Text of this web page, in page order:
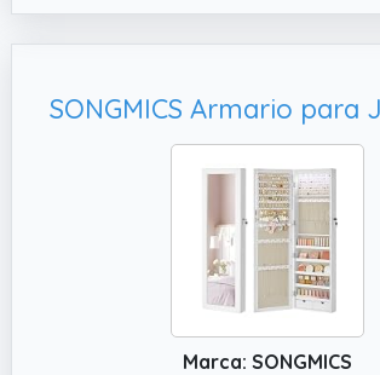
renunciar al estilo en tu
vestidor
Marca: SONGMICS